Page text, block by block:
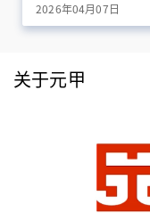
2026年04月07日
关于元甲